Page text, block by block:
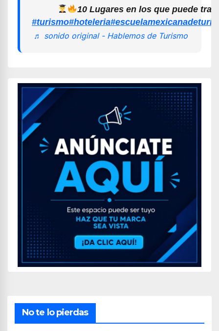
10 Lugares en los que puede
#turismo#hoteleria
♬ sonido original - Hablemos de Turismo
No te lo pierdas